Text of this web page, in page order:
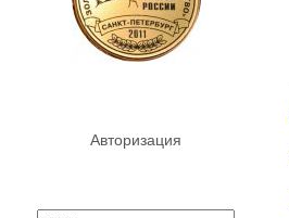
Авторизация